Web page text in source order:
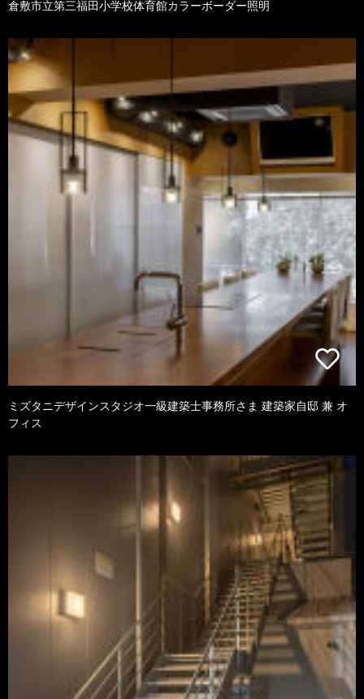
倉敷市立第三福田小学校体育館カラーボーダー照明
ミズタニデザインスタジオ一級建築士事務所さま 建築家自邸 兼 オ
フィス